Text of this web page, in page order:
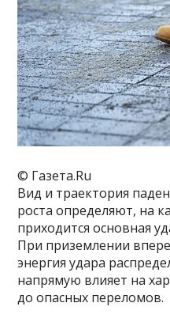
© Газета.Ru
Вид и траектория
роста определяют, на
приходится основная
При приземлении
энергия удара
напрямую влияет на
до опасных переломов.